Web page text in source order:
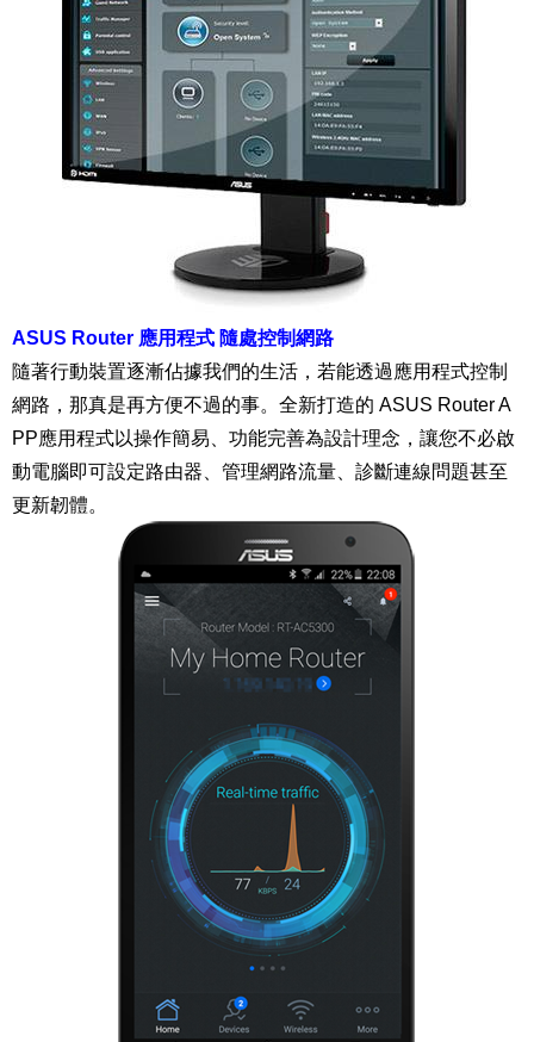
ASUS Router 應用程式 隨處控制網路
隨著行動裝置逐漸佔據我們的生活，若能透過應用程式控制
網路，那真是再方便不過的事。全新打造的 ASUS Router A
PP應用程式以操作簡易、功能完善為設計理念，讓您不必啟
動電腦即可設定路由器、管理網路流量、診斷連線問題甚至
更新韌體。